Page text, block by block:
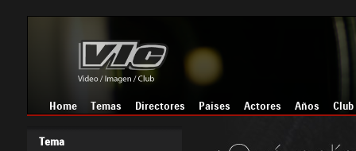
Home Temas Directores Países Actores Años Club
Tema